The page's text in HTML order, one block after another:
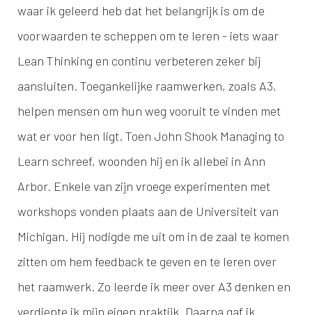
waar ik geleerd heb dat het belangrijk is om de
voorwaarden te scheppen om te leren - iets waar
Lean Thinking en continu verbeteren zeker bij
aansluiten. Toegankelijke raamwerken, zoals A3,
helpen mensen om hun weg vooruit te vinden met
wat er voor hen ligt. Toen John Shook Managing to
Learn schreef, woonden hij en ik allebei in Ann
Arbor. Enkele van zijn vroege experimenten met
workshops vonden plaats aan de Universiteit van
Michigan. Hij nodigde me uit om in de zaal te komen
zitten om hem feedback te geven en te leren over
het raamwerk. Zo leerde ik meer over A3 denken en
verdiepte ik mijn eigen praktijk. Daarna gaf ik